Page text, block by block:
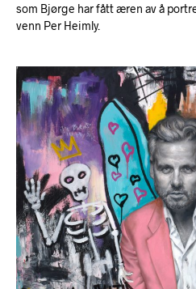
som Bjørge har fått æren av å
venn Per Heimly.